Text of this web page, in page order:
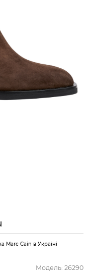
Marc Cain в Україні
Модель: 26290